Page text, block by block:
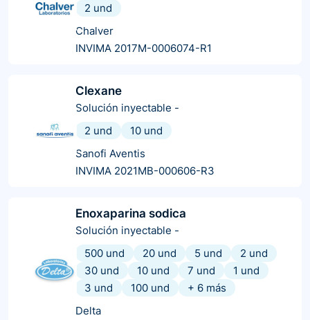
2 und
Chalver
INVIMA 2017M-0006074-R1
Clexane
Solución inyectable -
2 und
10 und
Sanofi Aventis
INVIMA 2021MB-000606-R3
Enoxaparina sodica
Solución inyectable -
500 und
20 und 5 und
2 und
30 und
10 und 7 und
1 und
3 und
100 und + 6 más
Delta